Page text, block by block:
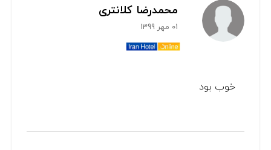
محمدرضا کلانتری
01 مهر 1399
خوب بود